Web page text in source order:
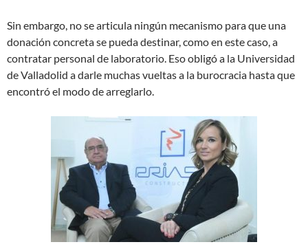
Sin embargo, no se articula ningún mecanismo para que una
donación concreta se pueda destinar, como en este caso, a
contratar personal de laboratorio. Eso obligó a la Universidad
de Valladolid a darle muchas vueltas a la burocracia hasta que
encontró el modo de arreglarlo.